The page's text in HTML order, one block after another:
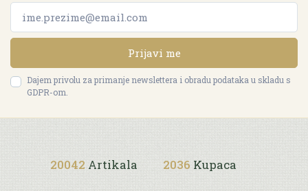
Prijavi me
Dajem privolu za primanje newslettera i obradu podataka u skladu s
GDPR-om.
20042 Artikala 2036 Kupaca